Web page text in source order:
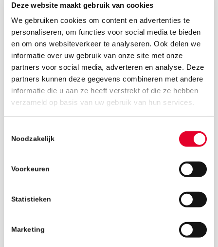
Deze website maakt gebruik van cookies
We gebruiken cookies om content en advertenties te
personaliseren, om functies voor social media te bieden
en om ons websiteverkeer te analyseren. Ook delen we
informatie over uw gebruik van onze site met onze
partners voor social media, adverteren en analyse. Deze
partners kunnen deze gegevens combineren met andere
informatie die u aan ze heeft verstrekt of die ze hebben
verzameld op basis van uw gebruik van hun services.
Noodzakelijk
Voorkeuren
Statistieken
Marketing
5 maart 2019